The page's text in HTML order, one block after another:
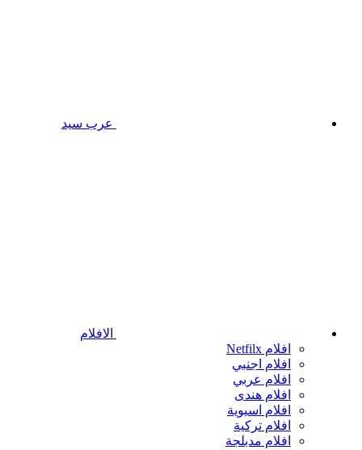
عرب سيد
الافلام
افلام Netfilx
افلام اجنبي
افلام عربي
افلام هندى
افلام اسيوية
افلام تركية
افلام مدبلجة